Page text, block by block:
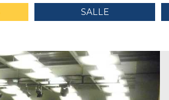
SALLE